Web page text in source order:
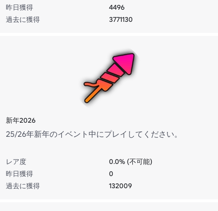
昨日獲得
4496
過去に獲得
3771130
新年2026
25/26年新年のイベント中にプレイしてください。
レア度
0.0% (不可能)
昨日獲得
0
過去に獲得
132009